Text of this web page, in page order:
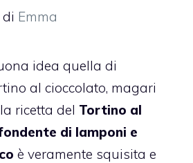
di Emma
idea quella di
al cioccolato, magari
ricetta del Tortino al
di lamponi e
è veramente squisita e